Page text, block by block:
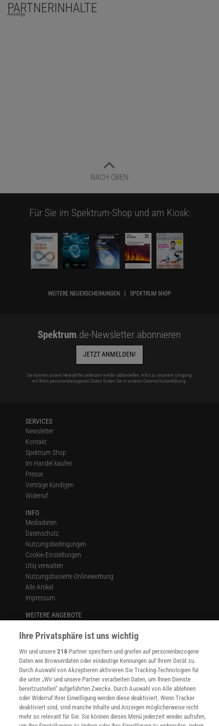
PARTNERINHALTE
Anzeige
NACH OBEN
Für Sie im Spektrum-Shop und am Kiosk:
WEITERE NEUERSCHEINUNGEN SPEKTRUM SHOP
Spektrum.de-Newsletter abonnieren
JETZT ANMELDEN!
Sie können unsere Newsletter jederzeit wieder abbestellen. Infos zu unserem Umgang
mit Ihren personenbezogenen Daten finden Sie in unserer Datenschutzerklärung
SERVICES
Newsletter
Kontakt
Spektrum Shop
Im Handel kaufen
Presse
Verträge kündigen
Widerruf
INFO
Mediadaten
Datenschutz
Nutzungsbedingungen
Cookie-Einstellungen
Utiq verwalten
Nutzungsbasierte Onlinewerbung
Alle Artikel
Impressum
WEITERE ANGEBOTE
Angebote für Institutionen
Lexika
Für Spektrum schreiben
Zugänglichkeitserklärung
WEBSEITEN
KielSCN
Wissenschaft in die Schulen
Ihre Privatsphäre ist uns wichtig
Wir und unsere218-Partner speichern und greifen auf personenbezogene
Daten wie Browserdaten oder eindeutige Kennungen auf Ihrem Gerät zu.
Durch Auswahl von Akzeptieren aktivieren Sie Tracking-Technologien für
die unter „Wir und unsere Partner verarbeiten Daten, um Ihnen Dienste
bereitzustellen“ aufgeführten Zwecke. Durch Auswahl von Alle ablehnen
oder Widerruf Ihrer Einwilligung werden diese deaktiviert. Wenn Tracker
deaktiviert sind, sind manche Inhalte und Anzeigen möglicherweise nicht
mehr so relevant für Sie. Sie können dieses Menü jederzeit wieder aufrufen,